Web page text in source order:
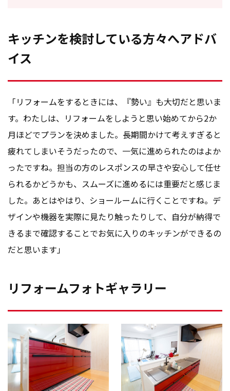
キッチンを検討している方々へアドバ
イス
「リフォームをするときには、『勢い』も大切だと思いま
す。わたしは、リフォームをしようと思い始めてから2か
月ほどでプランを決めました。長期間かけて考えすぎると
疲れてしまいそうだったので、一気に進められたのはよか
ったですね。担当の方のレスポンスの早さや安心して任せ
られるかどうかも、スムーズに進めるには重要だと感じま
した。あとはやはり、ショールームに行くことですね。デ
ザインや機器を実際に見たり触ったりして、自分が納得で
きるまで確認することでお気に入りのキッチンができるの
だと思います」
リフォームフォトギャラリー